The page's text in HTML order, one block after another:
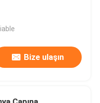
Bize ulaşın